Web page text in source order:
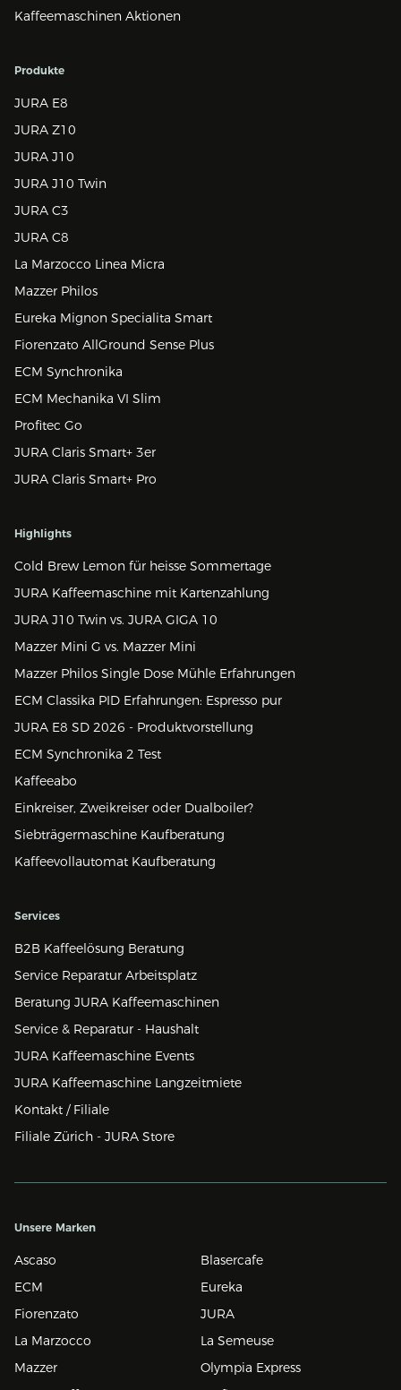
Kaffeemaschinen Aktionen
Produkte
JURA E8
JURA Z10
JURA J10
JURA J10 Twin
JURA C3
JURA C8
La Marzocco Linea Micra
Mazzer Philos
Eureka Mignon Specialita Smart
Fiorenzato AllGround Sense Plus
ECM Synchronika
ECM Mechanika VI Slim
Profitec Go
JURA Claris Smart+ 3er
JURA Claris Smart+ Pro
Highlights
Cold Brew Lemon für heisse Sommertage
JURA Kaffeemaschine mit Kartenzahlung
JURA J10 Twin vs. JURA GIGA 10
Mazzer Mini G vs. Mazzer Mini
Mazzer Philos Single Dose Mühle Erfahrungen
ECM Classika PID Erfahrungen: Espresso pur
JURA E8 SD 2026 - Produktvorstellung
ECM Synchronika 2 Test
Kaffeeabo
Einkreiser, Zweikreiser oder Dualboiler?
Siebträgermaschine Kaufberatung
Kaffeevollautomat Kaufberatung
Services
B2B Kaffeelösung Beratung
Service Reparatur Arbeitsplatz
Beratung JURA Kaffeemaschinen
Service & Reparatur - Haushalt
JURA Kaffeemaschine Events
JURA Kaffeemaschine Langzeitmiete
Kontakt / Filiale
Filiale Zürich - JURA Store
Unsere Marken
Ascaso
Blasercafe
ECM
Eureka
Fiorenzato
JURA
La Marzocco
La Semeuse
Mazzer
Olympia Express